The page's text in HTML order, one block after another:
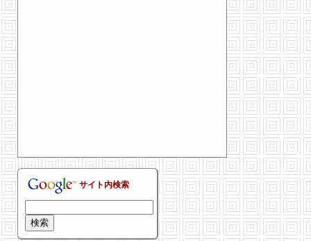
サイト内検索